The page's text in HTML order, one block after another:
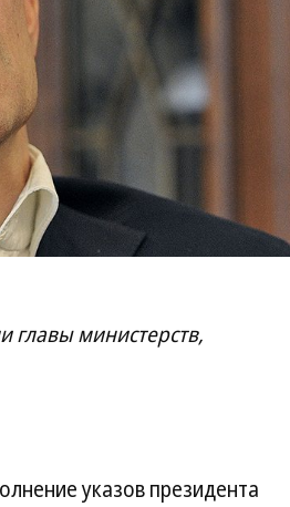
главы министерств,
указов президента